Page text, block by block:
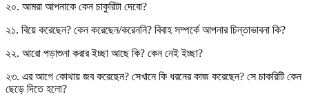
২০. আমরা আপনাকে কেন চাকুরিটা দেবো?
২১. বিয়ে করেছেন? কেন করেছেন/করেননি? বিবাহ সম্পর্কে আপনার চিন্তাভাবনা কি?
২২. আরো পড়াশুনা করার ইচ্ছা আছে কি? কেন নেই ইচ্ছা?
২৩. এর আগে কোথায় জব করেছেন? সেখানে কি ধরনের কাজ করেছেন? সে চাকরিটি কেন
ছেড়ে দিতে হলো?